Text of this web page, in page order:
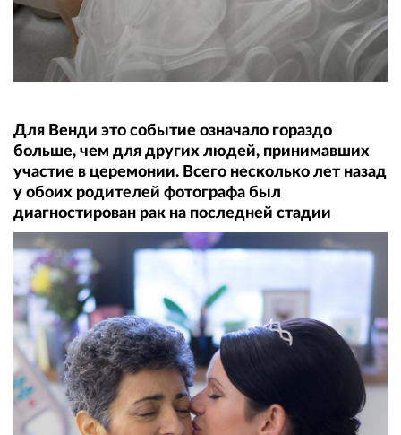
Для Венди это событие означало гораздо
больше, чем для других людей, принимавших
участие в церемонии. Всего несколько лет назад
у обоих родителей фотографа был
диагностирован рак на последней стадии